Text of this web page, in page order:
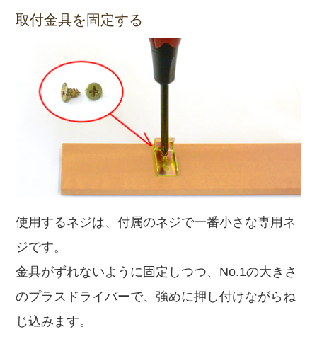
取付金具を固定する
使用するネジは、付属のネジで一番小さな専用ネ
ジです。
金具がずれないように固定しつつ、No.1の大きさ
のプラスドライバーで、強めに押し付けながらね
じ込みます。